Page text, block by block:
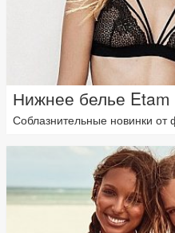
Нижнее белье
Соблазнительные новинки от